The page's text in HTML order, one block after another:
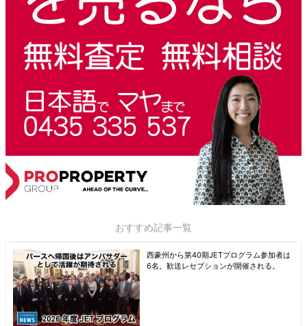
おすすめ記事一覧
西豪州から第40期JETプログラム参加者は
6名。歓送レセプションが開催される。